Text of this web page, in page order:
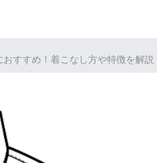
すすめ！着こなし方や特徴を解説